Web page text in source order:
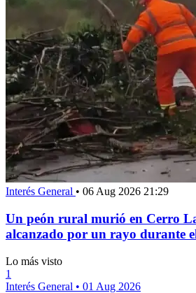
Interés General • 06 Aug 2026 21:29
Un peón rural murió en Cerro
alcanzado por un rayo durante
Lo más visto
1
Interés General • 01 Aug 2026